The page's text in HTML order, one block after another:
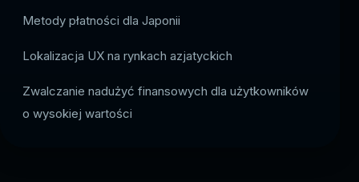
Metody płatności dla Japonii
Lokalizacja UX na rynkach azjatyckich
Zwalczanie nadużyć finansowych dla użytkowników
o wysokiej wartości